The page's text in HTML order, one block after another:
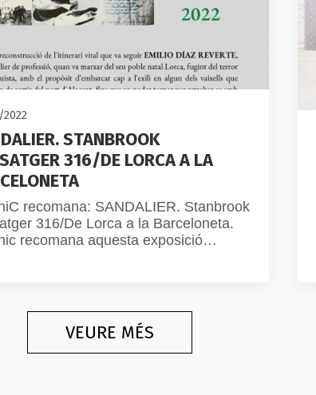
STANBROOK
316/DE LORCA A LA
recomana: SANDALIER. Stanbrook
316/De Lorca a la Barceloneta.
recomana aquesta exposició…
VEURE MÉS